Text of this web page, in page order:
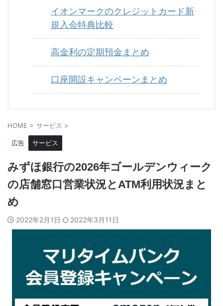
イオンマークのクレジットカード新
規入会特典比較
高金利の定期預金まとめ
口座開設キャンペーンまとめ
HOME > サービス >
広告 サービス
みずほ銀行の2026年ゴールデンウィーク
の店舗窓口営業状況とATM利用状況まと
め
2022年2月1日 2022年3月11日